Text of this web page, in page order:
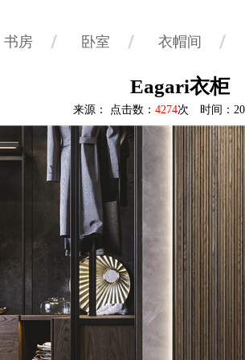
书房 卧室 衣帽间
Eagari衣柜
来源： 点击数： 4274次 时间：